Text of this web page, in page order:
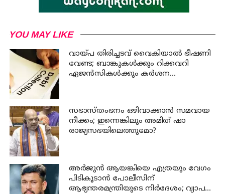
YOU MAY LIKE
വായ്പ തിരിച്ചടവ് വൈകിയാൽ ഭീഷണി
വേണ്ട; ബാങ്കുകൾക്കും റിക്കവറി
ഏജൻസികൾക്കും കർശന
സഭാസ്തംഭനം ഒഴിവാക്കാൻ സമവായ
നീക്കം; ഇന്നെങ്കിലും അമിത് ഷാ
രാജ്യസഭയിലെത്തുമോ?
അര്‍ജുന്‍ ആയങ്കിയെ എത്രയും വേഗം
പിടികൂടാന്‍ പോലീസിന്
ആഭ്യന്തരമന്ത്രിയുടെ നിര്‍ദേശം; വ്യാപക